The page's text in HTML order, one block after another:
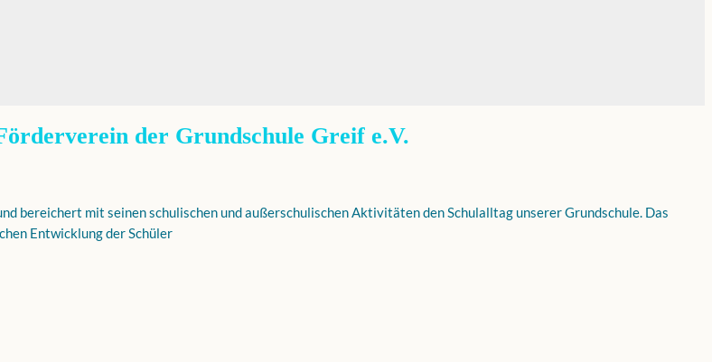
der Grundschule Greif e.V.
bereichert mit seinen schulischen und außerschulischen Aktivitäten den Schulalltag unserer Grundschule. Das
Entwicklung der Schüler